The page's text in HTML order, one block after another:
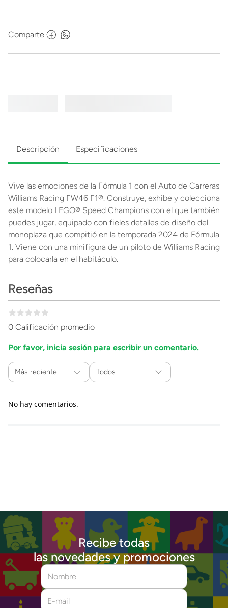
Comparte
Descripción Especificaciones
Vive las emociones de la Fórmula 1 con el Auto de Carreras
Williams Racing FW46 F1®. Construye, exhibe y colecciona
este modelo LEGO® Speed Champions con el que también
puedes jugar, equipado con fieles detalles de diseño del
monoplaza que compitió en la temporada 2024 de Fórmula
1. Viene con una minifigura de un piloto de Williams Racing
para colocarla en el habitáculo.
Reseñas
0 Calificación promedio
Por favor, inicia sesión para escribir un comentario.
Más reciente Todos
No hay comentarios.
Recibe todas
las novedades y promociones